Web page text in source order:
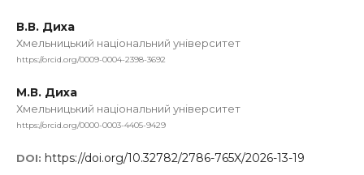
В.В. Диха
Хмельницький національний університет
https://orcid.org/0009-0004-2398-3692
М.В. Диха
Хмельницький національний університет
https://orcid.org/0000-0003-4405-9429
DOI: https://doi.org/10.32782/2786-765X/2026-13-19